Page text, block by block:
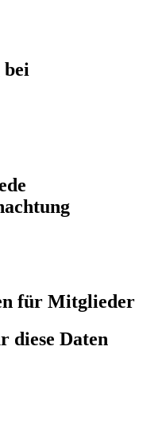
bei
für Mitglieder
diese Daten